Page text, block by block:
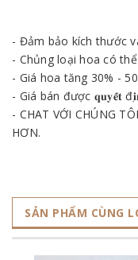
- Đảm bảo kích thước
- Chủng loại hoa có
- Giá hoa tăng 30% -
- Giá bán được 𝐪𝐮𝐲𝐞̂́𝐭
- CHAT VỚI CHÚNG
HƠN.
SẢN PHẨM CÙNG